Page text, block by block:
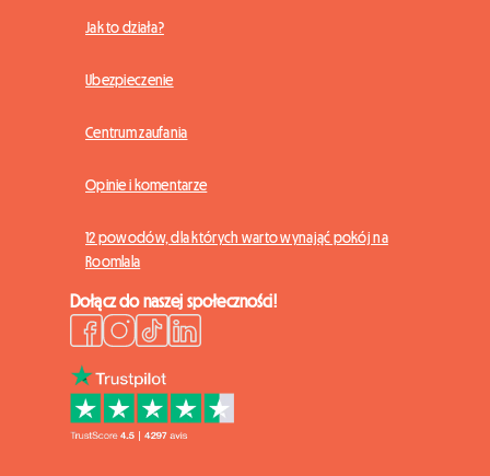
Jak to działa?
Ubezpieczenie
Centrum zaufania
Opinie i komentarze
12 powodów, dla których warto wynająć pokój na
Roomlala
Dołącz do naszej społeczności!